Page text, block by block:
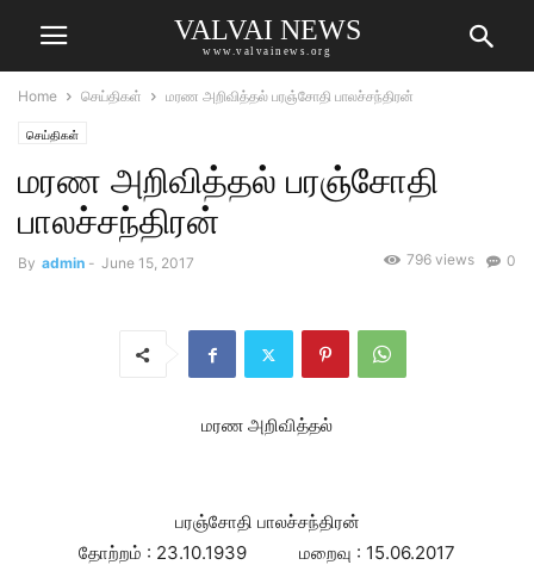
VALVAI NEWS
www.valvainews.org
Home செய்திகள் மரண அறிவித்தல் பரஞ்சோதி பாலச்சந்திரன்
செய்திகள்
மரண அறிவித்தல் பரஞ்சோதி
பாலச்சந்திரன்
By admin - June 15, 2017 0
796 views
மரண அறிவித்தல்
பரஞ்சோதி பாலச்சந்திரன்
தோற்றம் : 23.10.1939 மறைவு : 15.06.2017